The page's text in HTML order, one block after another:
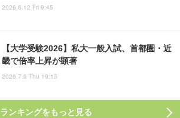
2026.6.12 Fri 9:45
【大学受験2026】私大一般入試、首都圏・近
畿で倍率上昇が顕著
2026.7.9 Thu 19:15
ランキングをもっと見る